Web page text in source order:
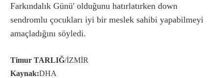
Farkındalık Günü' olduğunu hatırlatırken down
sendromlu çocukları iyi bir meslek sahibi yapabilmeyi
amaçladığını söyledi.
Timur TARLIĞ/İZMİR
Kaynak:DHA